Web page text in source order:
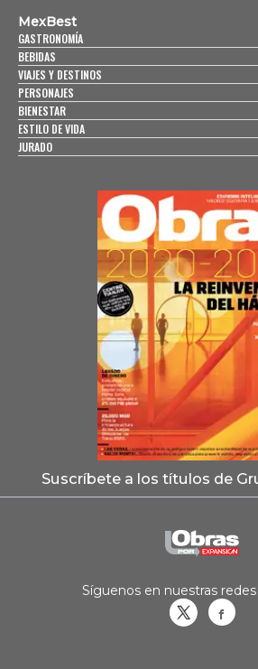
MexBest
GASTRONOMÍA
BEBIDAS
VIAJES Y DESTINOS
PERSONAJES
BIENESTAR
ESTILO DE VIDA
JURADO
Suscríbete a los títulos de
Síguenos en nuestras redes